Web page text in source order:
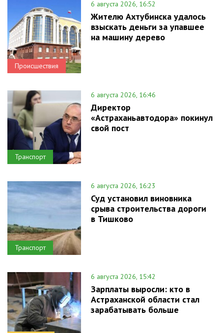
Происшествия
6 августа 2026, 16:52
Жителю Ахтубинска удалось
взыскать деньги за упавшее
на машину дерево
Транспорт
6 августа 2026, 16:46
Директор
«Астраханьавтодора» покинул
свой пост
Транспорт
6 августа 2026, 16:23
Суд установил виновника
срыва строительства дороги
в Тишково
6 августа 2026, 15:42
Зарплаты выросли: кто в
Астраханской области стал
зарабатывать больше